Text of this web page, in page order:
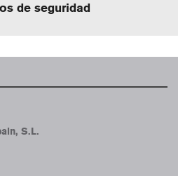
de seguridad
S.L.